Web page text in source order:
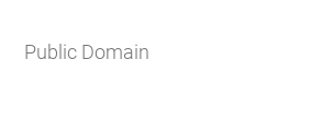
Public Domain